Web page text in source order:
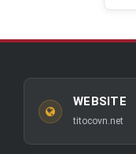
WEBSITE
titocovn.net